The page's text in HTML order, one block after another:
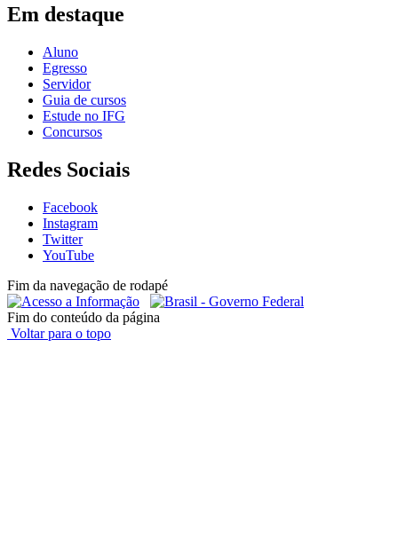
Em destaque
Aluno
Egresso
Servidor
Guia de cursos
Estude no IFG
Concursos
Redes Sociais
Facebook
Instagram
Twitter
YouTube
Fim da navegação de rodapé
Fim do conteúdo da página
Voltar para o topo